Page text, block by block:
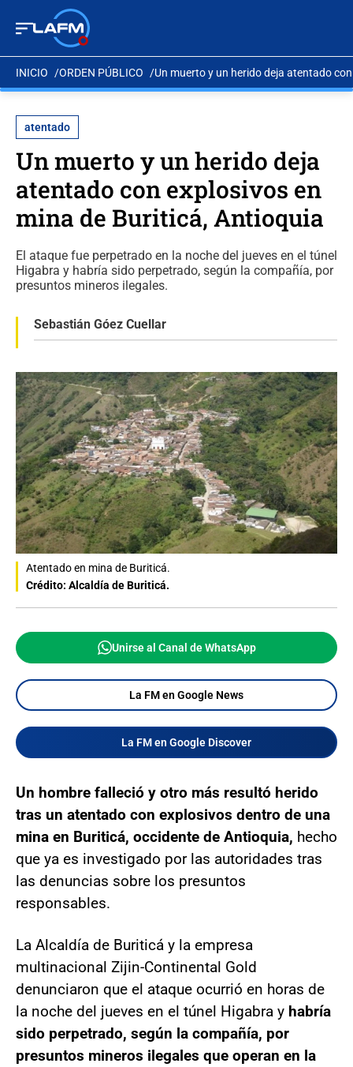
INICIO ORDEN PÚBLICO Un muerto y un herido deja atentado
atentado
Un muerto y un herido deja
atentado con explosivos en
mina de Buriticá, Antioquia
El ataque fue perpetrado en la noche del jueves en el túnel
Higabra y habría sido perpetrado, según la compañía, por
presuntos mineros ilegales.
Sebastián Góez Cuellar
Atentado en mina de Buriticá.
Crédito: Alcaldía de Buriticá.
Unirse al Canal de WhatsApp
La FM en Google News
La FM en Google Discover
Un hombre falleció y otro más resultó herido
tras un atentado con explosivos dentro de una
mina en Buriticá, occidente de Antioquia, hecho
que ya es investigado por las autoridades tras
las denuncias sobre los presuntos
responsables.
La Alcaldía de Buriticá y la empresa
multinacional Zijin-Continental Gold
denunciaron que el ataque ocurrió en horas de
la noche del jueves en el túnel Higabra y habría
sido perpetrado, según la compañía, por
presuntos mineros ilegales que operan en la